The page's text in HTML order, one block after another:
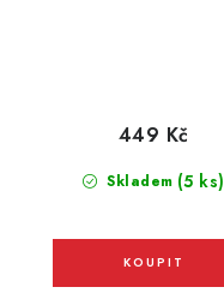
Skladem (5 ks)
449 Kč